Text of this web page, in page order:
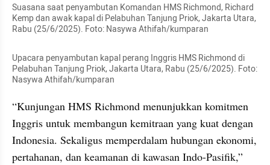
Suasana saat penyambutan Komandan HMS Richmond, Richard
Kemp dan awak kapal di Pelabuhan Tanjung Priok, Jakarta Utara,
Rabu (25/6/2025). Foto: Nasywa Athifah/kumparan
Upacara penyambutan kapal perang Inggris HMS Richmond di
Pelabuhan Tanjung Priok, Jakarta Utara, Rabu (25/6/2025). Foto:
Nasywa Athifah/kumparan
“Kunjungan HMS Richmond menunjukkan komitmen
Inggris untuk membangun kemitraan yang kuat dengan
Indonesia. Sekaligus memperdalam hubungan ekonomi,
pertahanan, dan keamanan di kawasan Indo-Pasifik,”